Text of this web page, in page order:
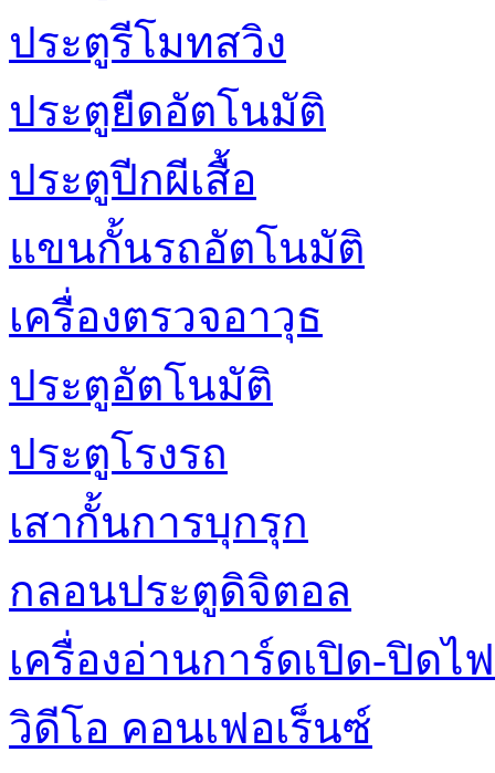
ประตูรีโมทสวิง
ประตูยืดอัตโนมัติ
ประตูปีกผีเสื้อ
แขนกั้นรถอัตโนมัติ
เครื่องตรวจอาวุธ
ประตูอัตโนมัติ
ประตูโรงรถ
เสากั้นการบุกรุก
กลอนประตูดิจิตอล
เครื่องอ่านการ์ดเปิด-ปิดไฟ
วิดีโอ คอนเฟอเร็นซ์